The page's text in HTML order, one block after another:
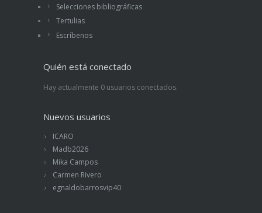
Selecciones bibliográficas
Tertulias
Escríbenos
Quién está conectado
Hay actualmente 0 usuarios conectados.
Nuevos usuarios
ICARO
Madb2026
Mika Campos
Carmen Rivero
egnaldobarrosvip40